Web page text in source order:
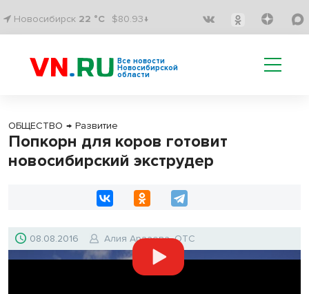
Новосибирск 22 °C $80.93↓
Все новости
Новосибирской
области
ОБЩЕСТВО → Развитие
Попкорн для коров готовит
новосибирский экструдер
08.08.2016 Алия Арзаева, ОТС